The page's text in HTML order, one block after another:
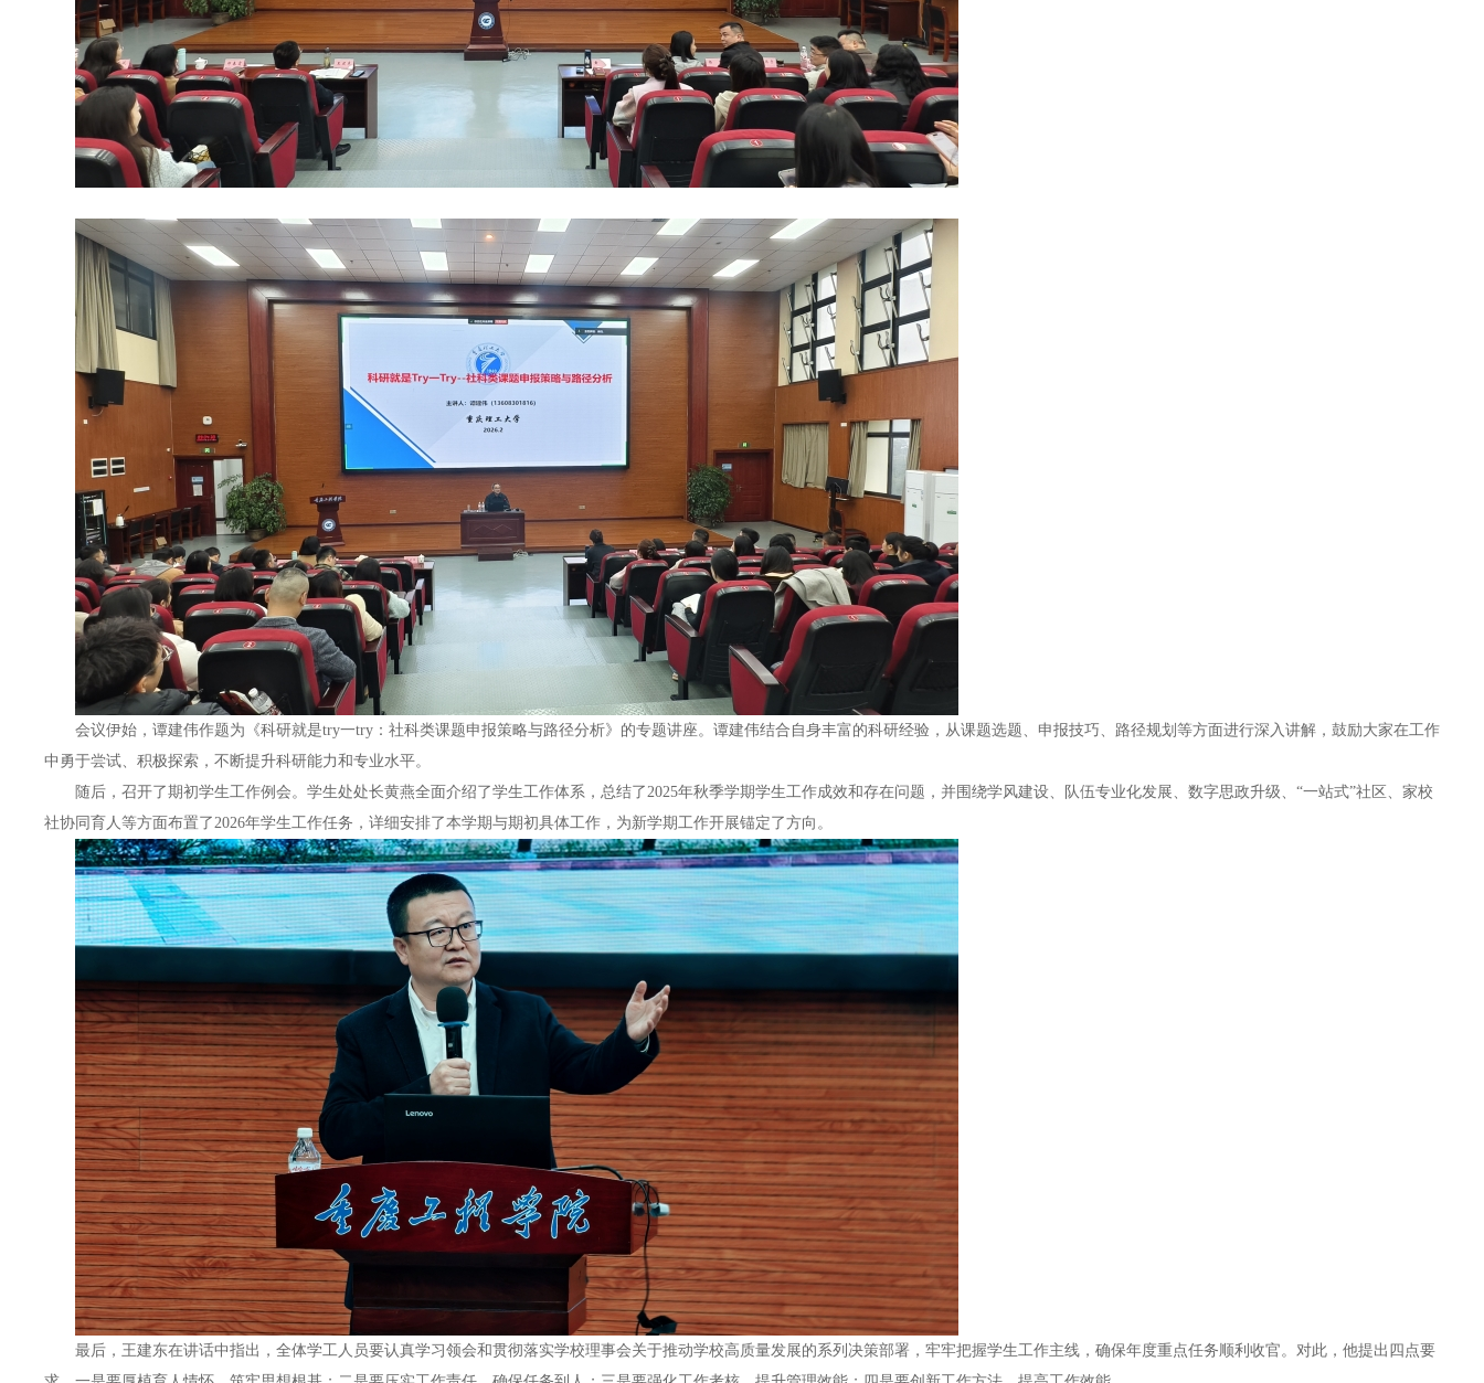
会议伊始，谭建伟作题为《科研就是try一try：社科类课题申报策略与路径分析》的专题讲座。谭建伟结合自身丰富的科研经验，从课题选题、申报技巧、路径规划等方面进行深入讲解，鼓励大家在工作
中勇于尝试、积极探索，不断提升科研能力和专业水平。
随后，召开了期初学生工作例会。学生处处长黄燕全面介绍了学生工作体系，总结了2025年秋季学期学生工作成效和存在问题，并围绕学风建设、队伍专业化发展、数字思政升级、“一站式”社区、家校
社协同育人等方面布置了2026年学生工作任务，详细安排了本学期与期初具体工作，为新学期工作开展锚定了方向。
最后，王建东在讲话中指出，全体学工人员要认真学习领会和贯彻落实学校理事会关于推动学校高质量发展的系列决策部署，牢牢把握学生工作主线，确保年度重点任务顺利收官。对此，他提出四点要